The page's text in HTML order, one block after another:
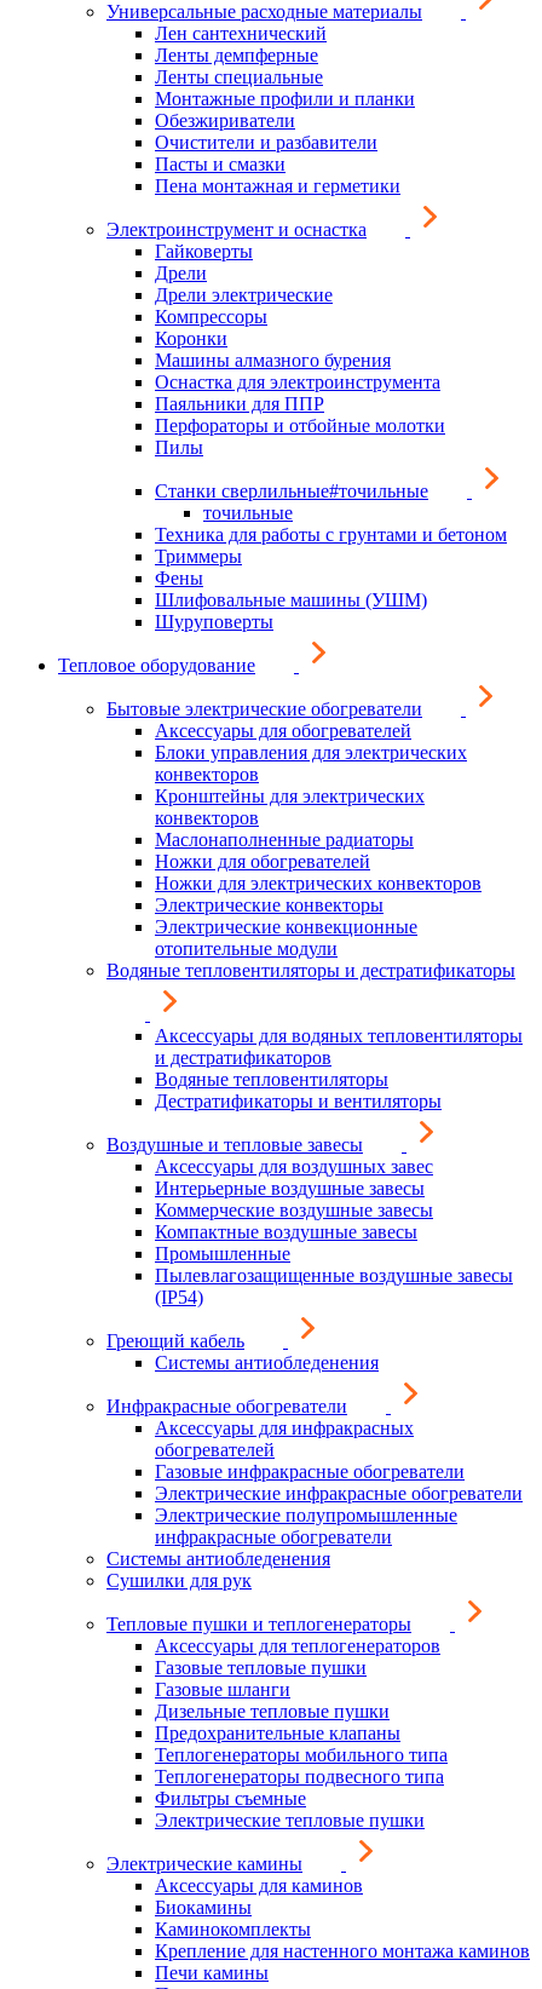
Универсальные расходные материалы
Лен сантехнический
Ленты демпферные
Ленты специальные
Монтажные профили и планки
Обезжириватели
Очистители и разбавители
Пасты и смазки
Пена монтажная и герметики
Электроинструмент и оснастка
Гайковерты
Дрели
Дрели электрические
Компрессоры
Коронки
Машины алмазного бурения
Оснастка для электроинструмента
Паяльники для ППР
Перфораторы и отбойные молотки
Пилы
Станки сверлильные#точильные
точильные
Техника для работы с грунтами и бетоном
Триммеры
Фены
Шлифовальные машины (УШМ)
Шуруповерты
Тепловое оборудование
Бытовые электрические обогреватели
Аксессуары для обогревателей
Блоки управления для электрических
конвекторов
Кронштейны для электрических
конвекторов
Маслонаполненные радиаторы
Ножки для обогревателей
Ножки для электрических конвекторов
Электрические конвекторы
Электрические конвекционные
отопительные модули
Водяные тепловентиляторы и дестратификаторы
Аксессуары для водяных тепловентиляторы
и дестратификаторов
Водяные тепловентиляторы
Дестратификаторы и вентиляторы
Воздушные и тепловые завесы
Аксессуары для воздушных завес
Интерьерные воздушные завесы
Коммерческие воздушные завесы
Компактные воздушные завесы
Промышленные
Пылевлагозащищенные воздушные завесы
(IP54)
Греющий кабель
Системы антиобледенения
Инфракрасные обогреватели
Аксессуары для инфракрасных
обогревателей
Газовые инфракрасные обогреватели
Электрические инфракрасные обогреватели
Электрические полупромышленные
инфракрасные обогреватели
Системы антиобледенения
Сушилки для рук
Тепловые пушки и теплогенераторы
Аксессуары для теплогенераторов
Газовые тепловые пушки
Газовые шланги
Дизельные тепловые пушки
Предохранительные клапаны
Теплогенераторы мобильного типа
Теплогенераторы подвесного типа
Фильтры съемные
Электрические тепловые пушки
Электрические камины
Аксессуары для каминов
Биокамины
Каминокомплекты
Крепление для настенного монтажа каминов
Печи камины